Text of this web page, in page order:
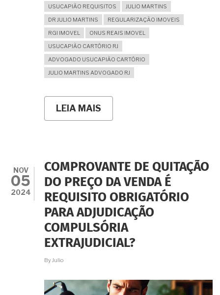
USUCAPIÃO REQUISITOS
JULIO MARTINS
DR JULIO MARTINS
REGULARIZAÇÃO IMOVEIS
RGI IMOVEL
ONUS REAIS IMOVEL
USUCAPIÃO CARTÓRIO RJ
ADVOGADO USUCAPIÃO CARTÓRIO
JULIO MARTINS ADVOGADO RJ
LEIA MAIS
USUCAPIÃO
POSSE?
QUAIS
SÃO
OS
REQUISITOS
PARA
A
USUCAPIÃO
FAMILIAR?
NOV
05
2024
COMPROVANTE DE QUITAÇÃO
DO PREÇO DA VENDA É
REQUISITO OBRIGATÓRIO
PARA ADJUDICAÇÃO
COMPULSÓRIA
EXTRAJUDICIAL?
ByJulio